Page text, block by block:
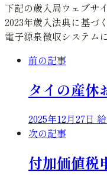
下記の歳入局ウェブサ
2023年歳入法典に基づ
電子源泉徴収システム
前の記事
タイの産休
2025年12月27日
次の記事
付加価値税